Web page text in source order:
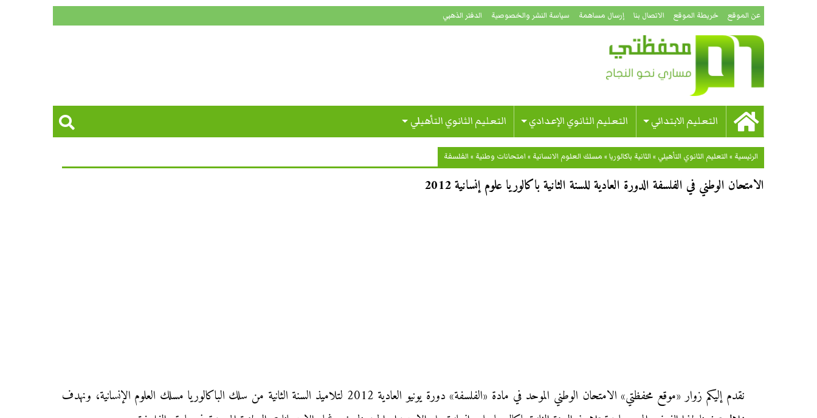
عن الموقع خريطة الموقع الاتصال بنا إرسال مساهمة سياسة النشر والخصوصية الدفتر الذهبي
التعليم الابتدائي التعليم الثانوي الإعدادي التعليم الثانوي التأهيلي
الرئيسية »التعليم الثانوي التأهيلي »الثانية باكالوريا» مسلك العلوم الانسانية »امتحانات وطنية »الفلسفة
الامتحان الوطني في الفلسفة الدورة العادية للسنة الثانية باكالوريا علوم إنسانية 2012
نقدم إليكم زوار «موقع محفظتي» الامتحان الوطني الموحد في مادة «الفلسفة» دورة يونيو العادية 2012 لتلاميذ السنة الثانية من سلك الباكالوريا مسلك العلوم الإنسانية، ونهدف